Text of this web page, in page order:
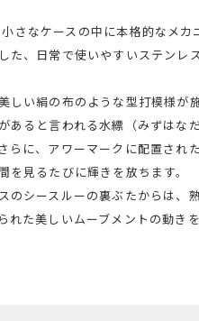
さなケースの中に本格的なメカ
た、日常で使いやすいステンレ
しい絹の布のような型打模様が
あると言われる水縹（みずはな
らに、アワーマークに配置され
を見るたびに輝きを放ちます。
のシースルーの裏ぶたからは、
れた美しいムーブメントの動き